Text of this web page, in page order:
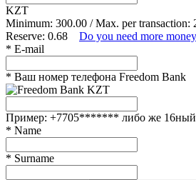
KZT
Minimum: 300.00 / Max. per transaction:
Reserve: 0.68
Do you need more
* E-mail
* Ваш номер телефона Freedom Bank
Пример: +7705******* либо же 16ный
* Name
* Surname